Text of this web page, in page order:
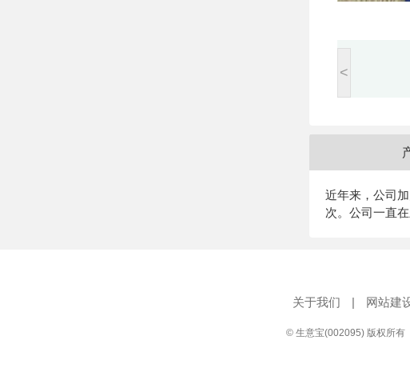
<
近年来，公司
次。公司一直
关于我们 | 网站建
© 生意宝(002095) 版权所有